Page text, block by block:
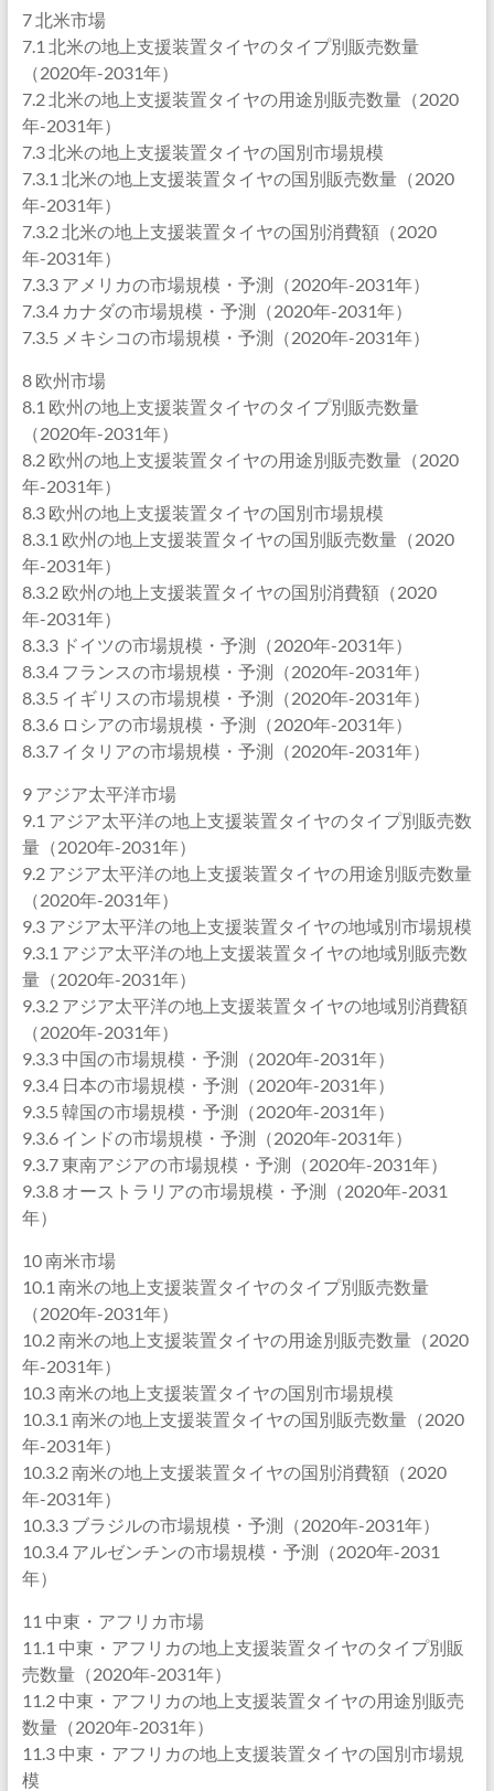
7 北米市場
7.1 北米の地上支援装置タイヤのタイプ別販売数量
（2020年-2031年）
7.2 北米の地上支援装置タイヤの用途別販売数量（2020
年-2031年）
7.3 北米の地上支援装置タイヤの国別市場規模
7.3.1 北米の地上支援装置タイヤの国別販売数量（2020
年-2031年）
7.3.2 北米の地上支援装置タイヤの国別消費額（2020
年-2031年）
7.3.3 アメリカの市場規模・予測（2020年-2031年）
7.3.4 カナダの市場規模・予測（2020年-2031年）
7.3.5 メキシコの市場規模・予測（2020年-2031年）
8 欧州市場
8.1 欧州の地上支援装置タイヤのタイプ別販売数量
（2020年-2031年）
8.2 欧州の地上支援装置タイヤの用途別販売数量（2020
年-2031年）
8.3 欧州の地上支援装置タイヤの国別市場規模
8.3.1 欧州の地上支援装置タイヤの国別販売数量（2020
年-2031年）
8.3.2 欧州の地上支援装置タイヤの国別消費額（2020
年-2031年）
8.3.3 ドイツの市場規模・予測（2020年-2031年）
8.3.4 フランスの市場規模・予測（2020年-2031年）
8.3.5 イギリスの市場規模・予測（2020年-2031年）
8.3.6 ロシアの市場規模・予測（2020年-2031年）
8.3.7 イタリアの市場規模・予測（2020年-2031年）
9 アジア太平洋市場
9.1 アジア太平洋の地上支援装置タイヤのタイプ別販売数
量（2020年-2031年）
9.2 アジア太平洋の地上支援装置タイヤの用途別販売数量
（2020年-2031年）
9.3 アジア太平洋の地上支援装置タイヤの地域別市場規模
9.3.1 アジア太平洋の地上支援装置タイヤの地域別販売数
量（2020年-2031年）
9.3.2 アジア太平洋の地上支援装置タイヤの地域別消費額
（2020年-2031年）
9.3.3 中国の市場規模・予測（2020年-2031年）
9.3.4 日本の市場規模・予測（2020年-2031年）
9.3.5 韓国の市場規模・予測（2020年-2031年）
9.3.6 インドの市場規模・予測（2020年-2031年）
9.3.7 東南アジアの市場規模・予測（2020年-2031年）
9.3.8 オーストラリアの市場規模・予測（2020年-2031
年）
10 南米市場
10.1 南米の地上支援装置タイヤのタイプ別販売数量
（2020年-2031年）
10.2 南米の地上支援装置タイヤの用途別販売数量（2020
年-2031年）
10.3 南米の地上支援装置タイヤの国別市場規模
10.3.1 南米の地上支援装置タイヤの国別販売数量（2020
年-2031年）
10.3.2 南米の地上支援装置タイヤの国別消費額（2020
年-2031年）
10.3.3 ブラジルの市場規模・予測（2020年-2031年）
10.3.4 アルゼンチンの市場規模・予測（2020年-2031
年）
11 中東・アフリカ市場
11.1 中東・アフリカの地上支援装置タイヤのタイプ別販
売数量（2020年-2031年）
11.2 中東・アフリカの地上支援装置タイヤの用途別販売
数量（2020年-2031年）
11.3 中東・アフリカの地上支援装置タイヤの国別市場規
模